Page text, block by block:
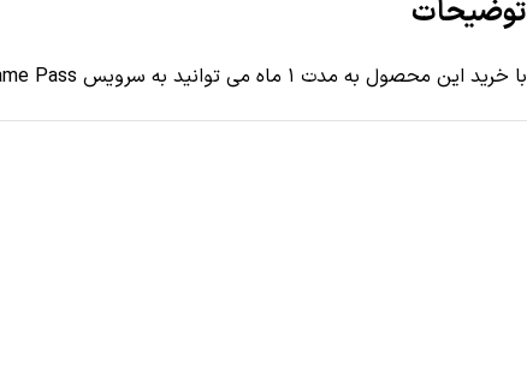
توضیحات
با خرید این محصول به مدت 1 ماه می توانید به سرویس Xbod Game Pass دسترسی پیدا کنید.